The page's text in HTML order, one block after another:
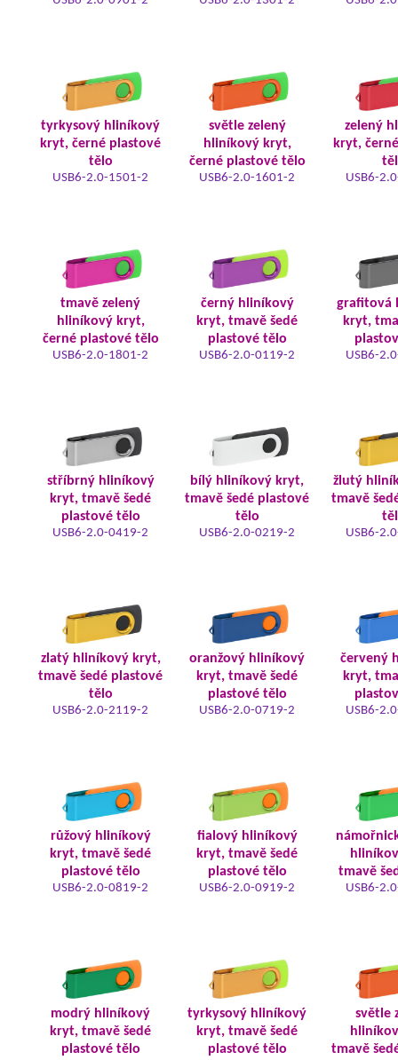
tyrkysový hliníkový
kryt, černé plastové
tělo
USB6-2.0-1501-2
světle zelený
hliníkový kryt,
černé plastové tělo
USB6-2.0-1601-2
zelený
kryt,
USB6-
tmavě zelený
hliníkový kryt,
černé plastové tělo
USB6-2.0-1801-2
černý hliníkový
kryt, tmavě šedé
plastové tělo
USB6-2.0-0119-2
grafitová
kryt,
USB6-
stříbrný hliníkový
kryt, tmavě šedé
plastové tělo
USB6-2.0-0419-2
bílý hliníkový kryt,
tmavě šedé plastové
tělo
USB6-2.0-0219-2
žlutý
tmavě
USB6-
zlatý hliníkový kryt,
tmavě šedé plastové
tělo
USB6-2.0-2119-2
oranžový hliníkový
kryt, tmavě šedé
plastové tělo
USB6-2.0-0719-2
červený
kryt,
USB6-
růžový hliníkový
kryt, tmavě šedé
plastové tělo
USB6-2.0-0819-2
fialový hliníkový
kryt, tmavě šedé
plastové tělo
USB6-2.0-0919-2
tmavě
USB6-
modrý hliníkový
kryt, tmavě šedé
plastové tělo
tyrkysový hliníkový
kryt, tmavě šedé
plastové tělo
světle
tmavě